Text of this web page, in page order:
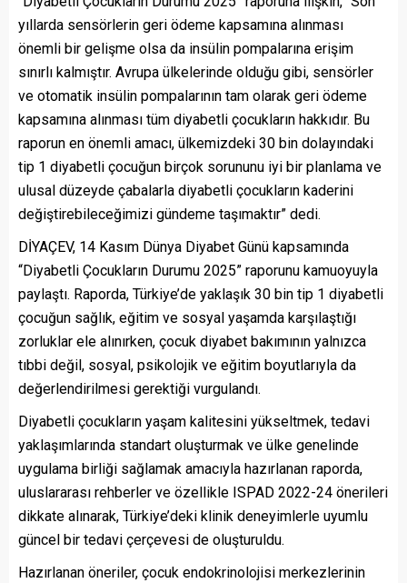
yıllarda sensörlerin geri ödeme kapsamına alınması
önemli bir gelişme olsa da insülin pompalarına erişim
sınırlı kalmıştır. Avrupa ülkelerinde olduğu gibi, sensörler
ve otomatik insülin pompalarının tam olarak geri ödeme
kapsamına alınması tüm diyabetli çocukların hakkıdır. Bu
raporun en önemli amacı, ülkemizdeki 30 bin dolayındaki
tip 1 diyabetli çocuğun birçok sorununu iyi bir planlama ve
ulusal düzeyde çabalarla diyabetli çocukların kaderini
değiştirebileceğimizi gündeme taşımaktır” dedi.
DİYAÇEV, 14 Kasım Dünya Diyabet Günü kapsamında
“Diyabetli Çocukların Durumu 2025” raporunu kamuoyuyla
paylaştı. Raporda, Türkiye’de yaklaşık 30 bin tip 1 diyabetli
çocuğun sağlık, eğitim ve sosyal yaşamda karşılaştığı
zorluklar ele alınırken, çocuk diyabet bakımının yalnızca
tıbbi değil, sosyal, psikolojik ve eğitim boyutlarıyla da
değerlendirilmesi gerektiği vurgulandı.
Diyabetli çocukların yaşam kalitesini yükseltmek, tedavi
yaklaşımlarında standart oluşturmak ve ülke genelinde
uygulama birliği sağlamak amacıyla hazırlanan raporda,
uluslararası rehberler ve özellikle ISPAD 2022-24 önerileri
dikkate alınarak, Türkiye’deki klinik deneyimlerle uyumlu
güncel bir tedavi çerçevesi de oluşturuldu.
Hazırlanan öneriler, çocuk endokrinolojisi merkezlerinin